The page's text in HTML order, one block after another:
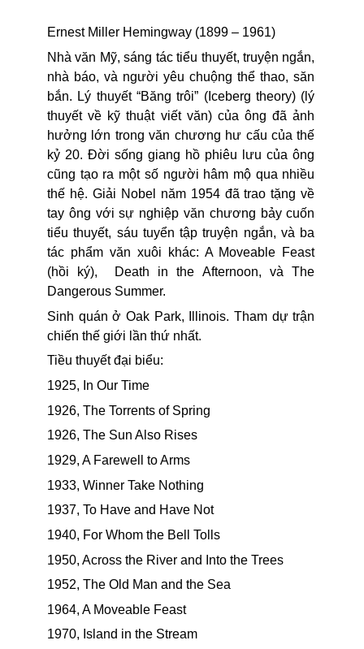
Ernest Miller Hemingway (1899 – 1961)
Nhà văn Mỹ, sáng tác tiểu thuyết, truyện ngắn,
nhà báo, và người yêu chuộng thể thao, săn
bắn. Lý thuyết “Băng trôi” (Iceberg theory) (lý
thuyết về kỹ thuật viết văn) của ông đã ảnh
hưởng lớn trong văn chương hư cấu của thế
kỷ 20. Đời sống giang hồ phiêu lưu của ông
cũng tạo ra một số người hâm mộ qua nhiều
thế hệ. Giải Nobel năm 1954 đã trao tặng về
tay ông với sự nghiệp văn chương bảy cuốn
tiểu thuyết, sáu tuyển tập truyện ngắn, và ba
tác phẩm văn xuôi khác: A Moveable Feast
(hồi ký),
Death in the Afternoon, và The
Dangerous Summer.
Sinh quán ở Oak Park, Illinois. Tham dự trận
chiến thế giới lần thứ nhất.
Tiều thuyết đại biểu:
1925, In Our Time
1926, The Torrents of Spring
1926, The Sun Also Rises
1929, A Farewell to Arms
1933, Winner Take Nothing
1937, To Have and Have Not
1940, For Whom the Bell Tolls
1950, Across the River and Into the Trees
1952, The Old Man and the Sea
1964, A Moveable Feast
1970, Island in the Stream